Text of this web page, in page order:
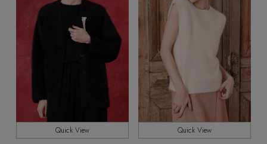
Quick View Quick View